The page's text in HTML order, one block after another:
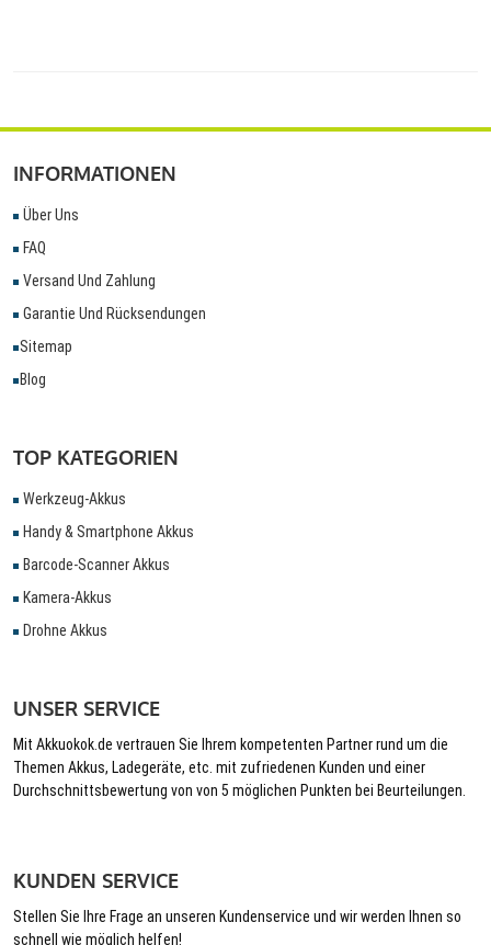
INFORMATIONEN
Über Uns
FAQ
Versand Und Zahlung
Garantie Und Rücksendungen
Sitemap
Blog
TOP KATEGORIEN
Werkzeug-Akkus
Handy & Smartphone Akkus
Barcode-Scanner Akkus
Kamera-Akkus
Drohne Akkus
UNSER SERVICE
Mit Akkuokok.de vertrauen Sie Ihrem kompetenten Partner rund um die
Themen Akkus, Ladegeräte, etc. mit zufriedenen Kunden und einer
Durchschnittsbewertung von von 5 möglichen Punkten bei Beurteilungen.
KUNDEN SERVICE
Stellen Sie Ihre Frage an unseren Kundenservice und wir werden Ihnen so
schnell wie möglich helfen!